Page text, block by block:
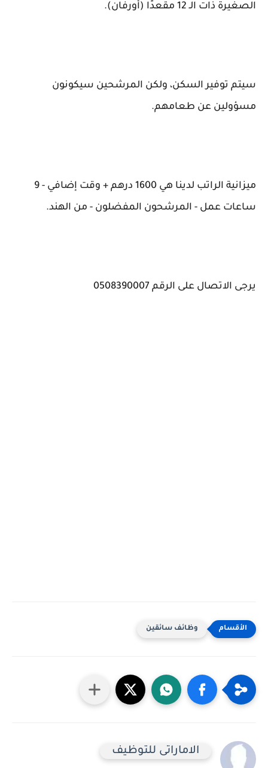
الصغيرة ذات الـ 12 مقعدًا (أورفان).
سيتم توفير السكن، ولكن المرشحين سيكونون
مسؤولين عن طعامهم.
ميزانية الراتب لدينا هي 1600 درهم + وقت إضافي - 9
ساعات عمل - المرشحون المفضلون - من الهند.
يرجى الاتصال على الرقم 0508390007
وظائف سائقين
الاماراتى للتوظيف